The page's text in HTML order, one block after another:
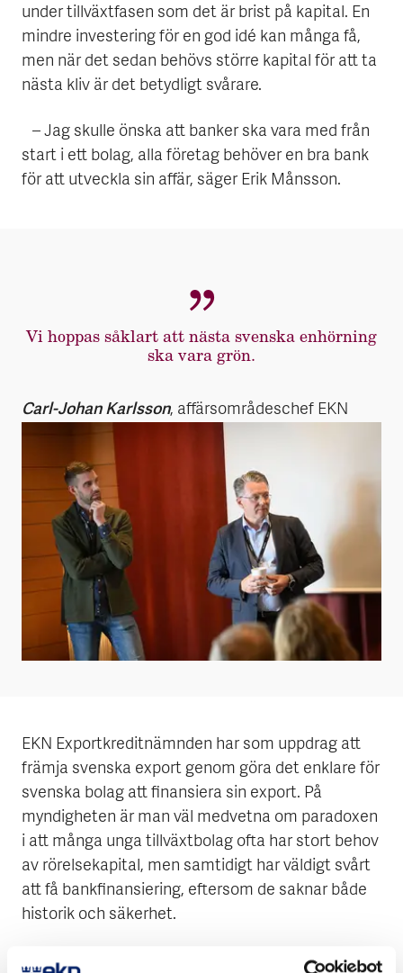
under tillväxtfasen som det är brist på kapital. En
mindre investering för en god idé kan många få,
men när det sedan behövs större kapital för att ta
nästa kliv är det betydligt svårare.
– Jag skulle önska att banker ska vara med från
start i ett bolag, alla företag behöver en bra bank
för att utveckla sin affär, säger Erik Månsson.
Vi hoppas såklart att nästa svenska enhörning
ska vara grön.
Carl-Johan Karlsson, affärsområdeschef EKN
EKN Exportkreditnämnden har som uppdrag att
främja svenska export genom göra det enklare för
svenska bolag att finansiera sin export. På
myndigheten är man väl medvetna om paradoxen
i att många unga tillväxtbolag ofta har stort behov
av rörelsekapital, men samtidigt har väldigt svårt
att få bankfinansiering, eftersom de saknar både
historik och säkerhet.
– Det här innebär att kreditrisken blir för hög för